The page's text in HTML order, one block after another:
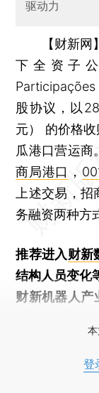
驱动力
【财新
下全资子
Participações
股协议，以
元） 的价格
瓜港口营运
商局港口 ，
上述交易，
务融资两种方
推荐进入财新
结构人员变化
财新机器人产
登